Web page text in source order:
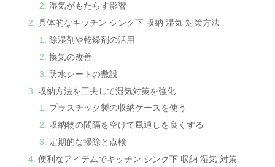
湿気がもたらす影響
具体的なキッチン シンク下 収納 湿気 対策方法
除湿剤や乾燥剤の活用
換気の改善
防水シートの敷設
収納方法を工夫して湿気対策を強化
プラスチック製の収納ケースを使う
収納物の間隔を空けて風通しを良くする
定期的な掃除と点検
便利なアイテムでキッチン シンク下 収納 湿気 対策